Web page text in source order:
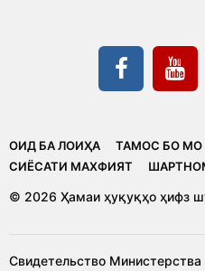
ОИД БА ЛОИҲА ТАМОС БО МО
CИЁСАТИ МАХФИЯТ
© 2026 Ҳамаи ҳуқуқҳо ҳифз
Свидетельство